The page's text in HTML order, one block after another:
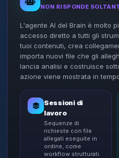
NON RISPONDE
L'agente AI del Brain è molto
accesso diretto a tutti gli
tuoi contenuti, crea
importa nuovi file che gli
lancia analisi e costruisce
azione viene mostrata in
Sessioni di
lavoro
Sequenze di
richieste con file
allegati eseguite in
ordine, come
workflow strutturati.